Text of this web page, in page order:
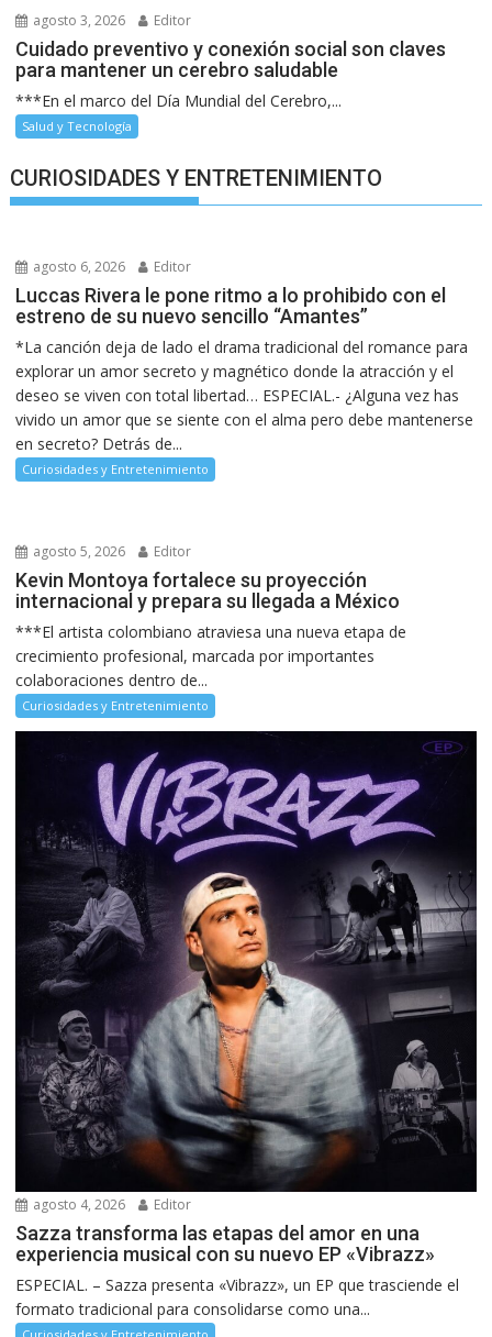
agosto 3, 2026 Editor
Cuidado preventivo y conexión social son claves
para mantener un cerebro saludable
***En el marco del Día Mundial del Cerebro,...
Salud y Tecnología
CURIOSIDADES Y ENTRETENIMIENTO
agosto 6, 2026 Editor
Luccas Rivera le pone ritmo a lo prohibido con el
estreno de su nuevo sencillo “Amantes”
*La canción deja de lado el drama tradicional del romance para
explorar un amor secreto y magnético donde la atracción y el
deseo se viven con total libertad… ESPECIAL.- ¿Alguna vez has
vivido un amor que se siente con el alma pero debe mantenerse
en secreto? Detrás de...
Curiosidades y Entretenimiento
agosto 5, 2026 Editor
Kevin Montoya fortalece su proyección
internacional y prepara su llegada a México
***El artista colombiano atraviesa una nueva etapa de
crecimiento profesional, marcada por importantes
colaboraciones dentro de...
Curiosidades y Entretenimiento
agosto 4, 2026 Editor
Sazza transforma las etapas del amor en una
experiencia musical con su nuevo EP «Vibrazz»
ESPECIAL. – Sazza presenta «Vibrazz», un EP que trasciende el
formato tradicional para consolidarse como una...